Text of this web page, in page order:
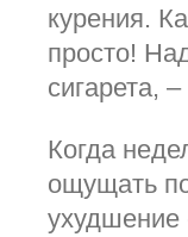
курения.
просто!
сигарета,
Когда
ощущать